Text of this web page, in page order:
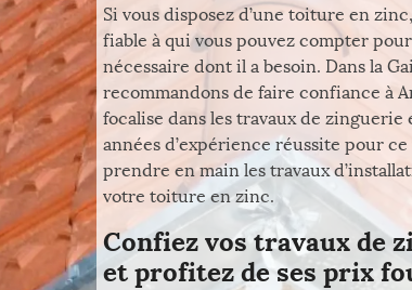
Si vous disposez d’une toiture en
fiable à qui vous pouvez compter
nécessaire dont il a besoin. Dans la
recommandons de faire confiance à
focalise dans les travaux de
années d’expérience réussite pour
prendre en main les travaux
votre toiture en zinc.
Confiez vos travaux de
et profitez de ses prix